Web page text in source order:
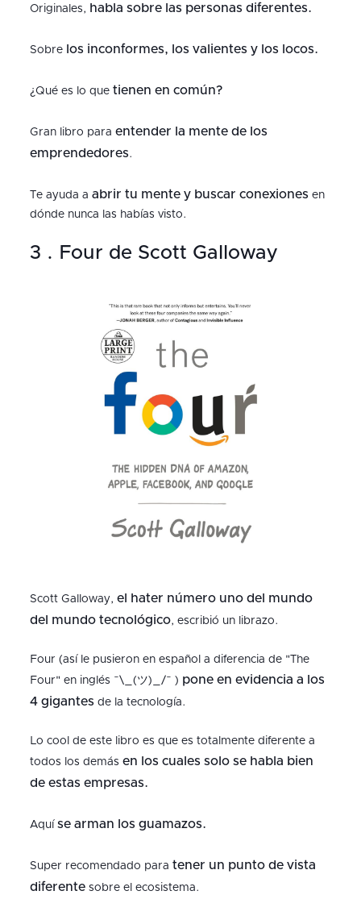
Originales, habla sobre las personas diferentes.
Sobre los inconformes, los valientes y los locos.
¿Qué es lo que tienen en común?
Gran libro para entender la mente de los
emprendedores.
Te ayuda a abrir tu mente y buscar conexiones en
dónde nunca las habías visto.
3 . Four de Scott Galloway
Scott Galloway, el hater número uno del mundo
del mundo tecnológico, escribió un librazo.
Four (así le pusieron en español a diferencia de "The
Four" en inglés ¯\_(ツ)_/¯ ) pone en evidencia a los
4 gigantes de la tecnología.
Lo cool de este libro es que es totalmente diferente a
todos los demás en los cuales solo se habla bien
de estas empresas.
Aquí se arman los guamazos.
Super recomendado para tener un punto de vista
diferentesobre el ecosistema.